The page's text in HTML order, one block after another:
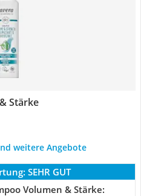
Stärke
weitere Angebote
SEHR GUT
Volumen & Stärke: